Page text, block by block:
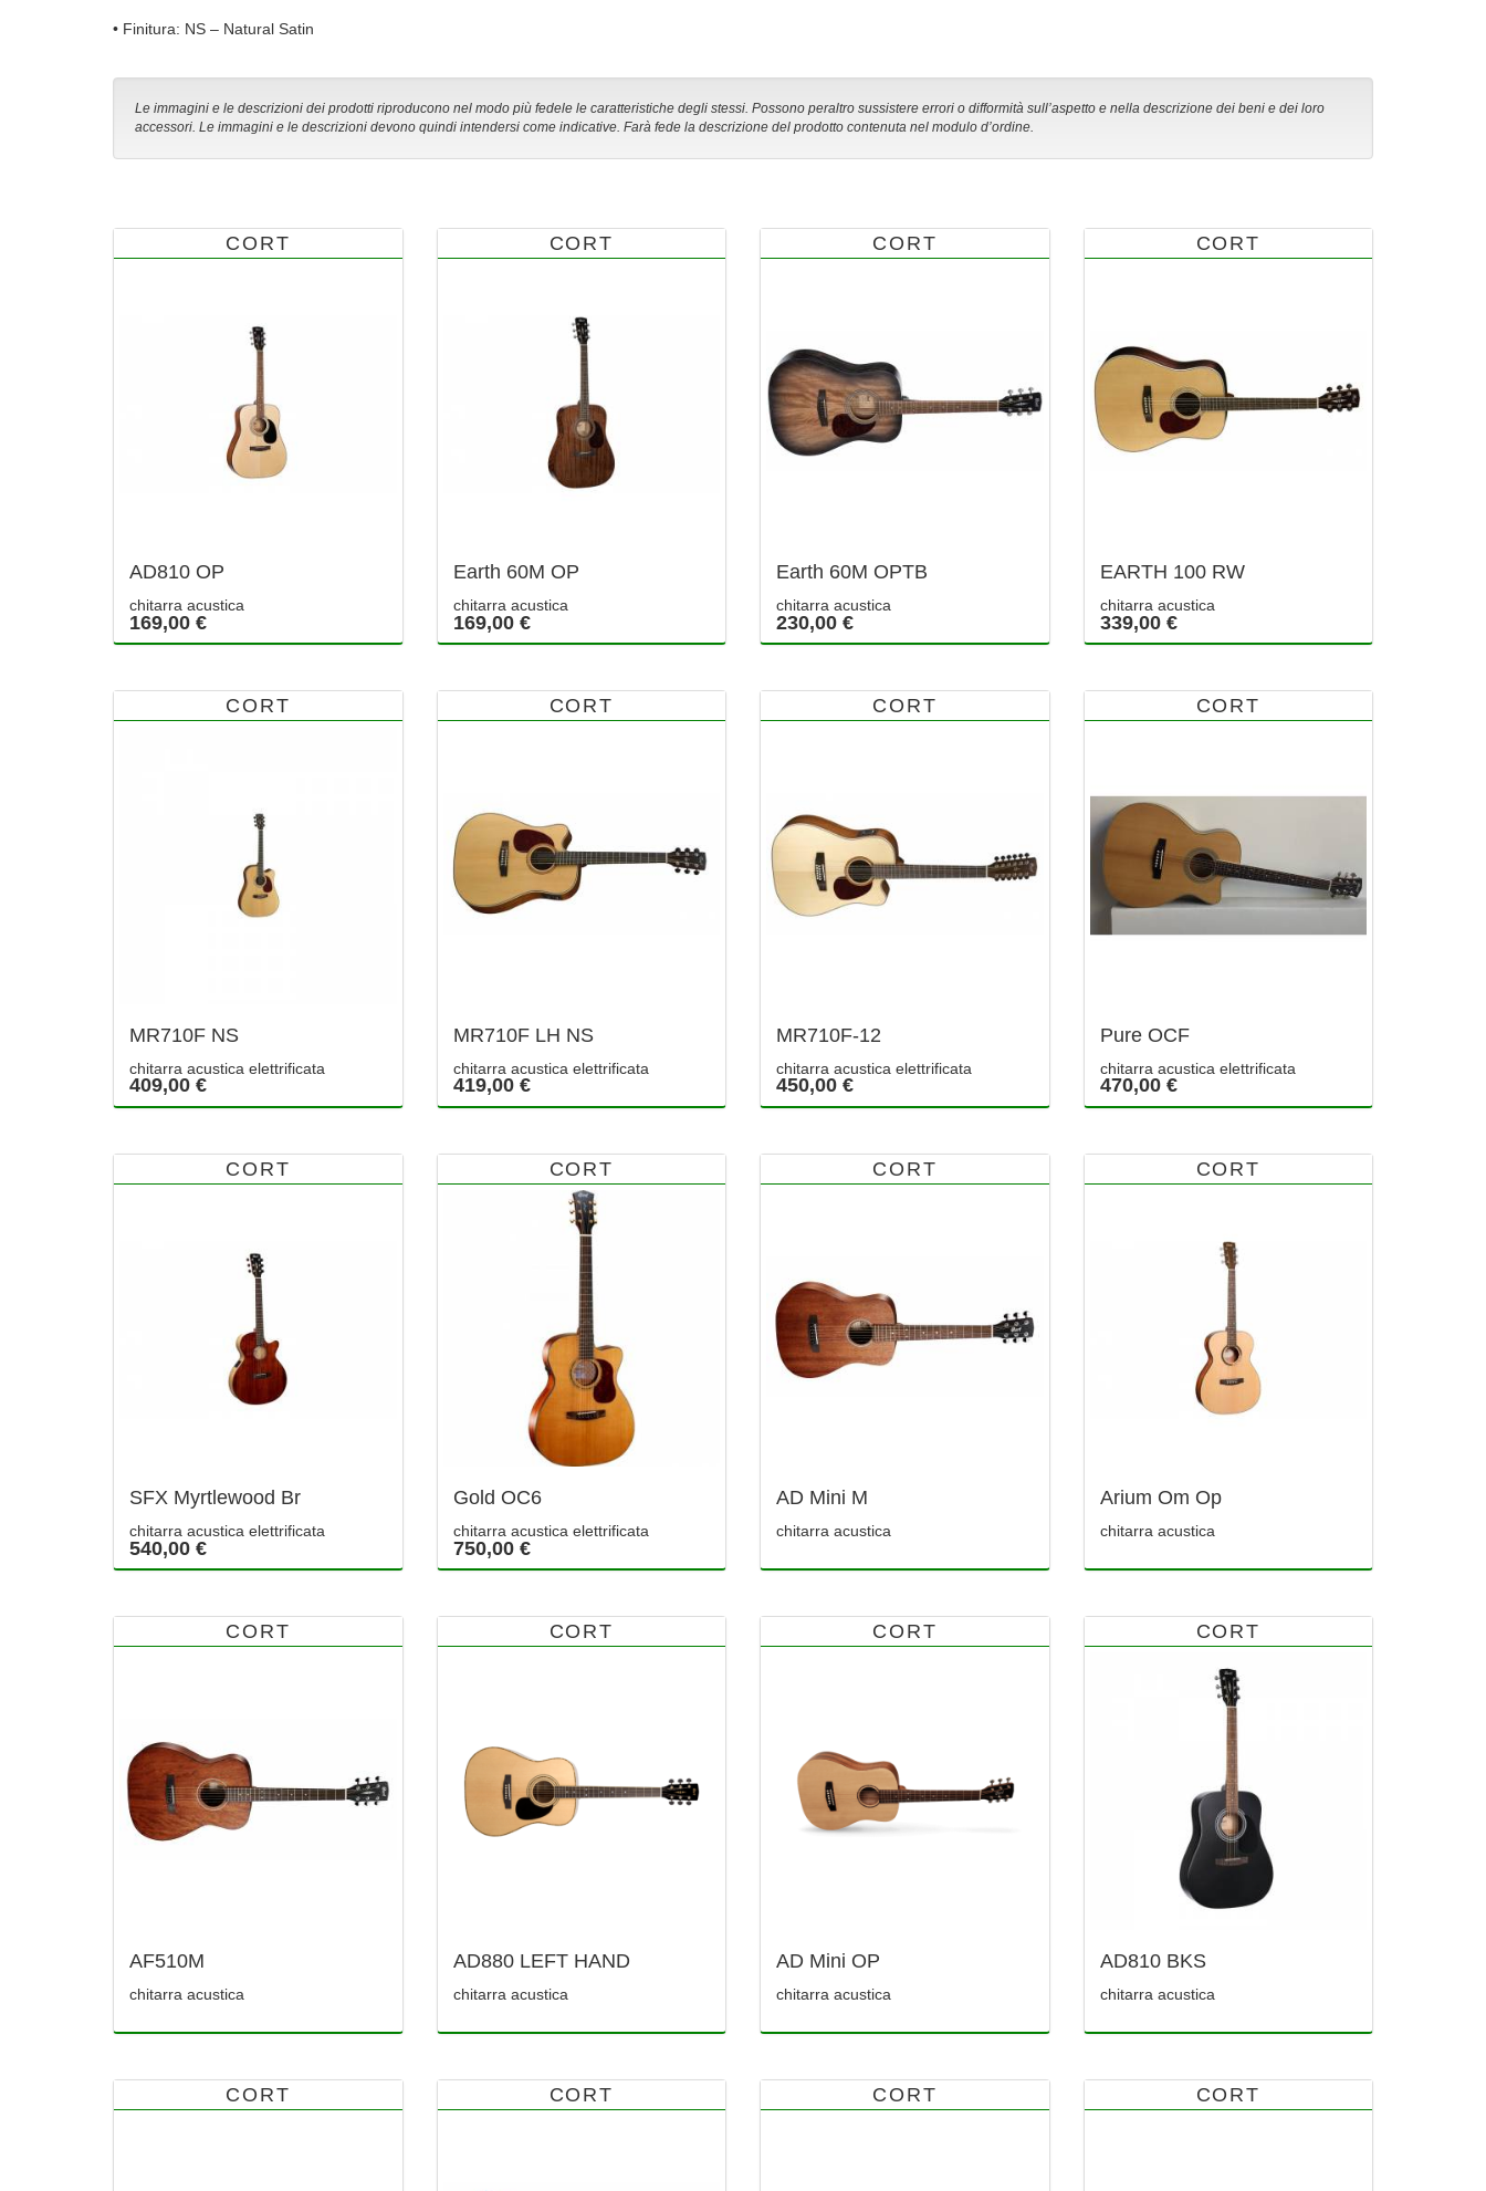
• Finitura: NS – Natural Satin
Le immagini e le descrizioni dei prodotti riproducono nel modo più fedele le caratteristiche degli stessi. Possono peraltro sussistere errori o difformità sull’aspetto e nella descrizione dei beni e dei loro
accessori. Le immagini e le descrizioni devono quindi intendersi come indicative. Farà fede la descrizione del prodotto contenuta nel modulo d’ordine.
CORT
AD810 OP
chitarra acustica
169,00 €
CORT
Earth 60M OP
chitarra acustica
169,00 €
CORT
Earth 60M OPTB
chitarra acustica
230,00 €
CORT
EARTH 100 RW
chitarra acustica
339,00 €
CORT
MR710F NS
chitarra acustica elettrificata
409,00 €
CORT
MR710F LH NS
chitarra acustica elettrificata
419,00 €
CORT
MR710F-12
chitarra acustica elettrificata
450,00 €
CORT
Pure OCF
chitarra acustica elettrificata
470,00 €
CORT
SFX Myrtlewood Br
chitarra acustica elettrificata
540,00 €
CORT
Gold OC6
chitarra acustica elettrificata
750,00 €
CORT
AD Mini M
chitarra acustica
CORT
Arium Om Op
chitarra acustica
CORT
AF510M
chitarra acustica
CORT
AD880 LEFT HAND
chitarra acustica
CORT
AD Mini OP
chitarra acustica
CORT
AD810 BKS
chitarra acustica
CORT CORT CORT CORT